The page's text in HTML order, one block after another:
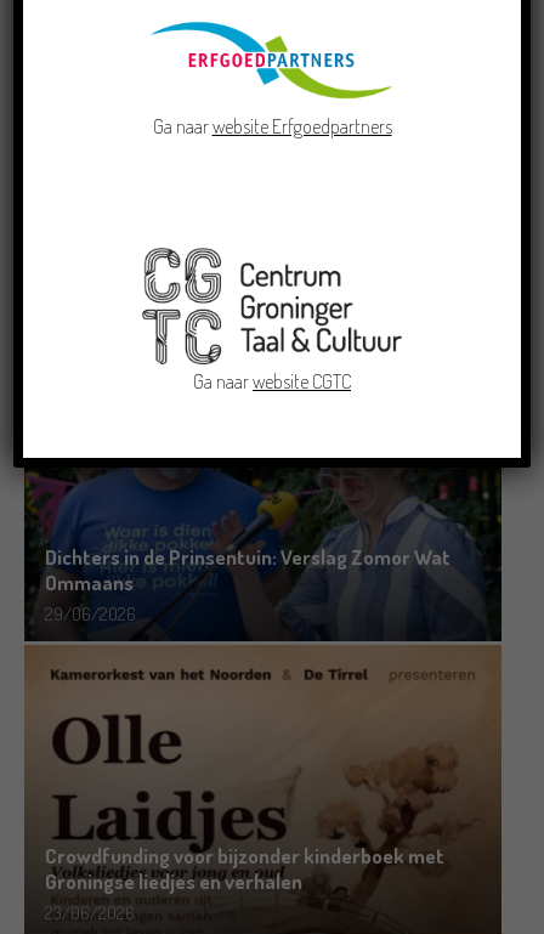
Doe mee aan de Pervinzioale Schriefwedstried
Dichters in de Prinsentuin: Verslag Zomor Wat
Ommaans
29/06/2026
Crowdfunding voor bijzonder kinderboek met
Groningse liedjes en verhalen
23/06/2026
Ga naarwebsite Erfgoedpartners
Ga naarwebsite CGTC